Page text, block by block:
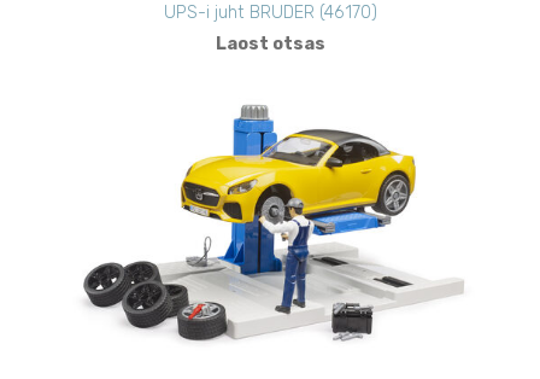
UPS-i juht BRUDER (46170)
Laost otsas